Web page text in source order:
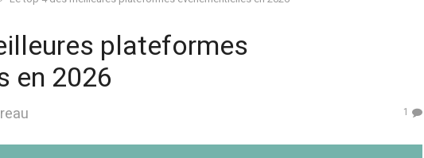
plateformes
en 2026
1